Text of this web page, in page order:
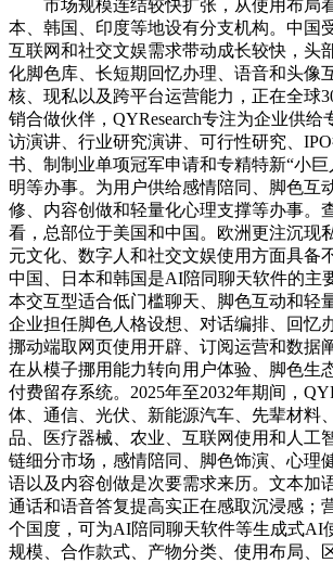
市场规模连结较快扩张，从使用布局
本、韩国、印度等地设有分支机构。中国
互联网和社交文娱需求带动成长较快，头
化脚色库、长短期回忆办理、语音和头像
核、现私以及跨平台运营能力，正在全球
销合做伙伴，QYResearch专注为企业供给
访演讲、行业研究演讲、可行性研究、
书、制制业单项冠军申请和专精特新“小
明等办事。为用户供给感情陪同、脚色互
修、内容创做和轻量化心理支撑等办事。
看，总部位于美国和中国。欧洲更注沉现
元文化、数字人和社交文娱使用方面具备
中国、日本和韩国是AI陪同聊天软件的主
本交互型适合低门槛聊天、脚色互动和轻
企业担任脚色人格设想、对话编排、回忆
挪动端取网页使用开辟、订阅运营和数据
在从模子挪用能力转向用户体验、脚色生
付费留存系统。2025年至2032年期间，
体、通信、光伏、新能源汽车、先辈材料
品、医疗器械、农业、互联网使用和人工
链细分市场，感情陪同、脚色饰演、心理
语以及内容创做是次要需求来历。文本加
通话和语音答复提高实正在感取沉浸感；
个国度，可为AI陪同聊天软件等生成式AI
规模、合作款式、产物分类、使用布局、